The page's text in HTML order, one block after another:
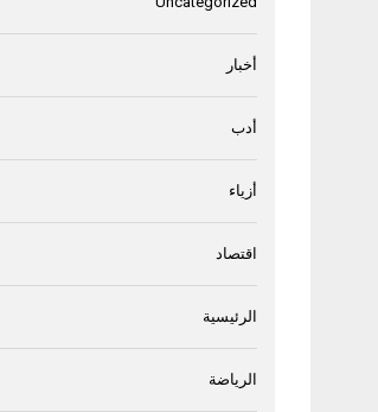
أخبار
أدب
أزياء
اقتصاد
الرئيسية
الرياضة